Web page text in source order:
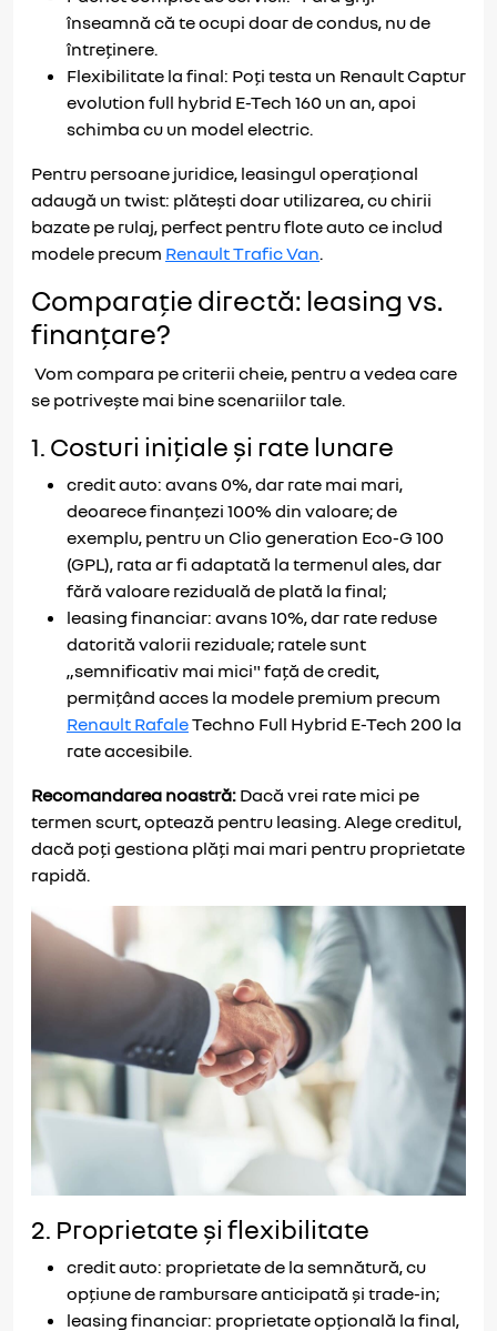
înseamnă că te ocupi doar de condus, nu de
întreținere.
Flexibilitate la final: Poți testa un Renault Captur
evolution full hybrid E-Tech 160 un an, apoi
schimba cu un model electric.
Pentru persoane juridice, leasingul operațional
adaugă un twist: plătești doar utilizarea, cu chirii
bazate pe rulaj, perfect pentru flote auto ce includ
modele precum Renault Trafic Van.
Comparație directă: leasing vs.
finanțare?
Vom compara pe criterii cheie, pentru a vedea care
se potrivește mai bine scenariilor tale.
1. Costuri inițiale și rate lunare
credit auto: avans 0%, dar rate mai mari,
deoarece finanțezi 100% din valoare; de
exemplu, pentru un Clio generation Eco-G 100
(GPL), rata ar fi adaptată la termenul ales, dar
fără valoare reziduală de plată la final;
leasing financiar: avans 10%, dar rate reduse
datorită valorii reziduale; ratele sunt
„semnificativ mai mici" față de credit,
permițând acces la modele premium precum
Renault RafaleTechno Full Hybrid E-Tech 200 la
rate accesibile.
Recomandarea noastră: Dacă vrei rate mici pe
termen scurt, optează pentru leasing. Alege creditul,
dacă poți gestiona plăți mai mari pentru proprietate
rapidă.
2. Proprietate și flexibilitate
credit auto: proprietate de la semnătură, cu
opțiune de rambursare anticipată și trade-in;
leasing financiar: proprietate opțională la final,